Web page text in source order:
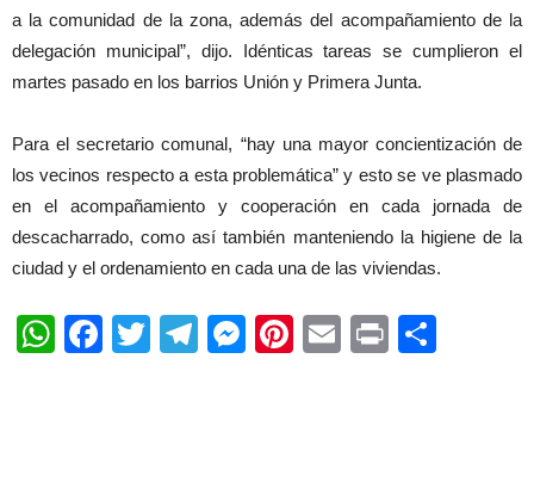
a la comunidad de la zona, además del acompañamiento de la
delegación municipal”, dijo. Idénticas tareas se cumplieron el
martes pasado en los barrios Unión y Primera Junta.
Para el secretario comunal, “hay una mayor concientización de
los vecinos respecto a esta problemática” y esto se ve plasmado
en el acompañamiento y cooperación en cada jornada de
descacharrado, como así también manteniendo la higiene de la
ciudad y el ordenamiento en cada una de las viviendas.
WhatsApp
Facebook
TwitterTelegram
Messenger
Pinterest
EmailPrint